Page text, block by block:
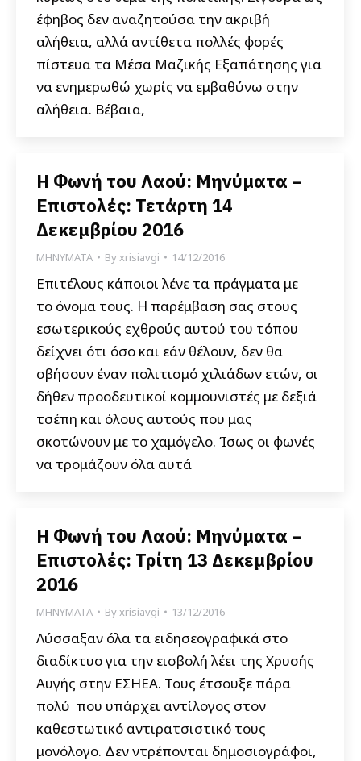
έφηβος δεν αναζητούσα την ακριβή
αλήθεια, αλλά αντίθετα πολλές φορές
πίστευα τα Μέσα Μαζικής Εξαπάτησης για
να ενημερωθώ χωρίς να εμβαθύνω στην
αλήθεια. Βέβαια,
Η Φωνή του Λαού: Μηνύματα –
Επιστολές: Τετάρτη 14
Δεκεμβρίου 2016
ΜΗΝΥΜΑΤΑ Byxrisiavgi 14/12/2016
Επιτέλους κάποιοι λένε τα πράγματα με
το όνομα τους. Η παρέμβαση σας στους
εσωτερικούς εχθρούς αυτού του τόπου
δείχνει ότι όσο και εάν θέλουν, δεν θα
σβήσουν έναν πολιτισμό χιλιάδων ετών, οι
δήθεν προοδευτικοί κομμουνιστές με δεξιά
τσέπη και όλους αυτούς που μας
σκοτώνουν με το χαμόγελο. Ίσως οι φωνές
να τρομάζουν όλα αυτά
Η Φωνή του Λαού: Μηνύματα –
Επιστολές: Τρίτη 13 Δεκεμβρίου
2016
ΜΗΝΥΜΑΤΑ Byxrisiavgi 13/12/2016
Λύσσαξαν όλα τα ειδησεογραφικά στο
διαδίκτυο για την εισβολή λέει της Χρυσής
Αυγής στην ΕΣΗΕΑ. Toυς έτσουξε πάρα
πολύ που υπάρχει αντίλογος στον
καθεστωτικό αντιρατσιστικό τους
μονόλογο. Δεν ντρέπονται δημοσιογράφοι,